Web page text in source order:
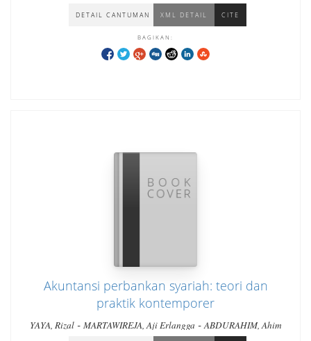
DETAIL CANTUMAN XML DETAIL CITE
BAGIKAN:
Akuntansi perbankan syariah: teori dan
praktik kontemporer
YAYA, Rizal- MARTAWIREJA, Aji Erlangga -ABDURAHIM, Ahim